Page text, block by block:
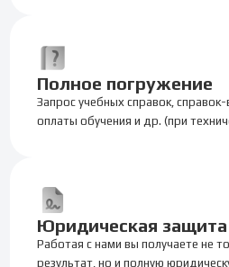
Полное погружение
Запрос учебных справок,
оплаты обучения и др. (при
Юридическая защита
Работая с нами вы получаете не
результат, но и полную